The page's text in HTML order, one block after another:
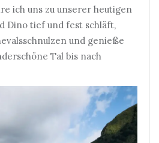
ich uns zu unserer heutigen
Dino tief und fest schläft,
und genieße
Tal bis nach